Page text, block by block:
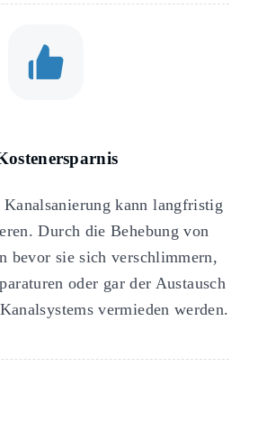
kann langfristig
Durch die Behebung von
bevor sie sich verschlimmern,
oder gar der Austausch
vermieden werden.